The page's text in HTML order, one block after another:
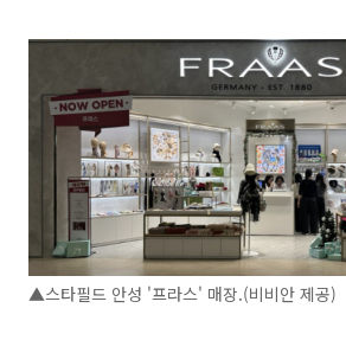
▲스타필드 안성 '프라스' 매장.(비비안 제공)